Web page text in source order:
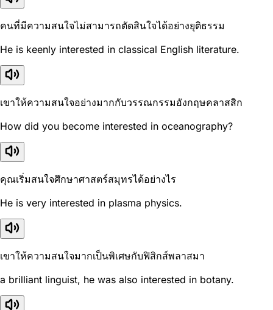
คนที่มีความสนใจไม่สามารถตัดสินใจได้อย่างยุติธรรม
He is keenly interested in classical English literature.
เขาให้ความสนใจอย่างมากกับวรรณกรรมอังกฤษคลาสสิก
How did you become interested in oceanography?
คุณเริ่มสนใจศึกษาศาสตร์สมุทรได้อย่างไร
He is very interested in plasma physics.
เขาให้ความสนใจมากเป็นพิเศษกับฟิสิกส์พลาสมา
a brilliant linguist, he was also interested in botany.